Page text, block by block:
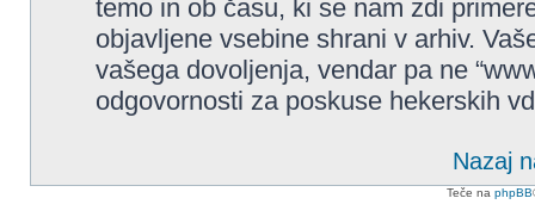
temo in ob času, ki se nam zdi
objavljene vsebine shrani v arhiv.
vašega dovoljenja, vendar pa ne
odgovornosti za poskuse hekerskih
Nazaj
Teče na phpBB